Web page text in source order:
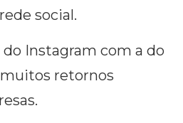
social.
Instagram com a do
retornos